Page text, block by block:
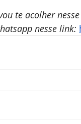
te acolher
nesse link: